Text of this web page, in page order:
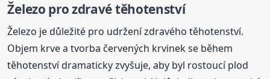
Železo pro zdravé těhotenství
Železo je důležité pro udržení zdravého těhotenství.
Objem krve a tvorba červených krvinek se během
těhotenství dramaticky zvyšuje, aby byl rostoucí plod